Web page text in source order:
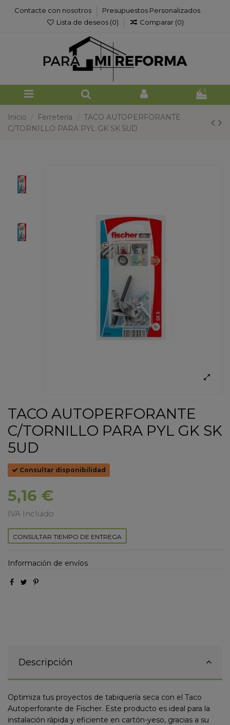
Contacte con nosotros
Presupuestos Personalizados
Lista de deseos (0) Comparar (0)
0
Inicio Ferretería
TACO AUTOPERFORANTE
C/TORNILLO PARA PYL GK SK 5UD
TACO AUTOPERFORANTE
C/TORNILLO PARA PYL GK SK
5UD
Consultar disponibilidad
5,16 €
IVA Incluido
CONSULTAR TIEMPO DE ENTREGA
Información de envíos
Descripción
Optimiza tus proyectos de tabiquería seca con el Taco
Autoperforante de Fischer. Este producto es ideal para la
instalación rápida y eficiente en cartón-yeso, gracias a su